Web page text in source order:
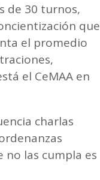
de 30 turnos,
que
el promedio
el CeMAA en
charlas
las cumpla es